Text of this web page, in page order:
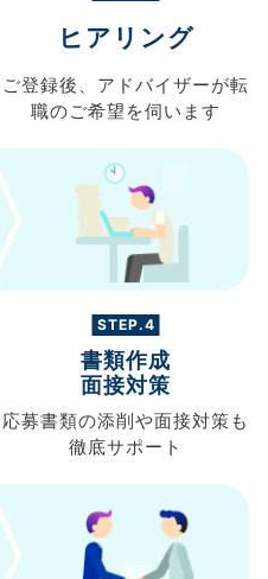
ヒアリング
ご登録後、 アドバイザーが転
職のご希望を伺います
STEP.4
書類作成
面接対策
応募書類の添削や面接対策も
徹底サポート